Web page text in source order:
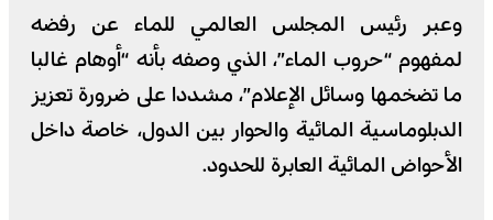
وعبر رئيس المجلس العالمي للماء عن رفضه
لمفهوم “حروب الماء”، الذي وصفه بأنه “أوهام غالبا
ما تضخمها وسائل الإعلام”، مشددا على ضرورة تعزيز
الدبلوماسية المائية والحوار بين الدول، خاصة داخل
الأحواض المائية العابرة للحدود.